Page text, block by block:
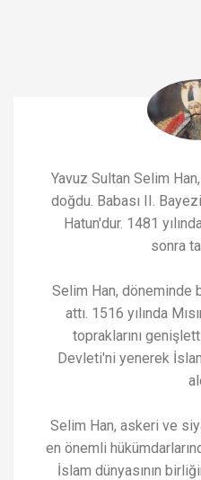
Yavuz Sultan Selim
doğdu. Babası II.
Hatun'dur. 1481
sonra
Selim Han, döneminde
attı. 1516 yılında
topraklarını
Devleti'ni yenerek
Selim Han, askeri ve
en önemli
İslam dünyasının